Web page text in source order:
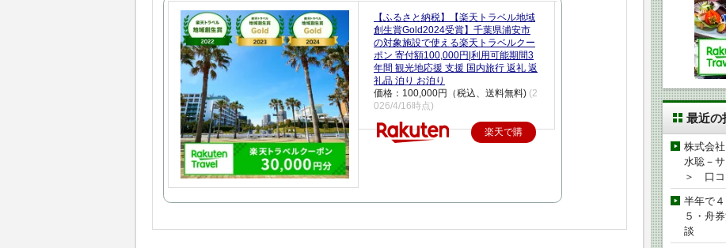
【ふるさと納税】【楽天トラベル地域
創生賞Gold2024受賞】千葉県浦安市
の対象施設で使える楽天トラベルクー
ポン 寄付額100,000円|利用可能期間3
年間 観光地応援 支援 国内旅行 返礼 返
礼品 泊り お泊り
価格：100,000円（税込、送料無料) (2
026/4/16時点)
楽天で購
最近の
株式会
水聡－
＞ 口コ
半年で
５・舟
談